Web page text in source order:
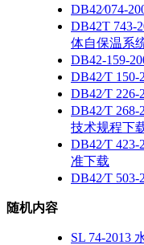
DB42∕074-
DB42T 743-
体自保温系
DB42-159-
DB42∕T
DB42∕T
DB42∕T
技术规程下
DB42∕T
准下载
DB42∕T
随机内容
SL 74-2013